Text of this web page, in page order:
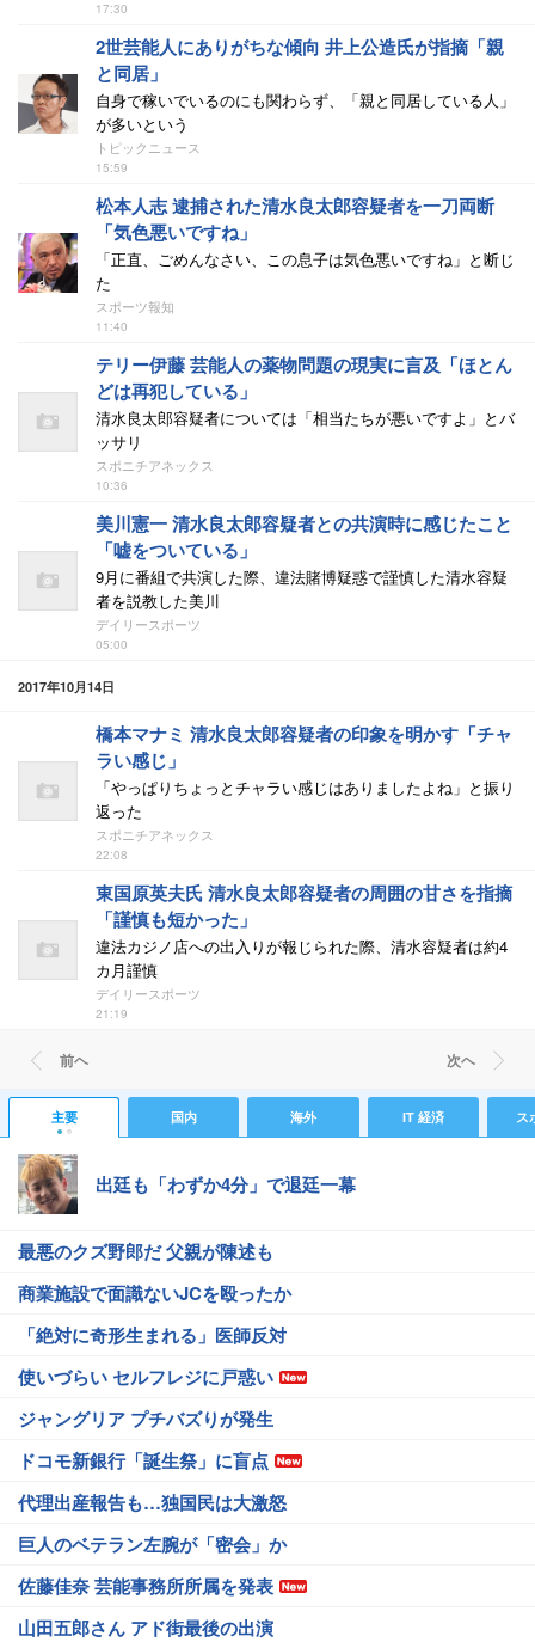
17:30
2世芸能人にありがちな傾向 井上公造氏が指摘「親
と同居」
自身で稼いでいるのにも関わらず、「親と同居している人」
が多いという
トピックニュース
15:59
松本人志 逮捕された清水良太郎容疑者を一刀両断
「気色悪いですね」
「正直、ごめんなさい、この息子は気色悪いですね」と断じ
た
スポーツ報知
11:40
テリー伊藤 芸能人の薬物問題の現実に言及「ほとん
どは再犯している」
清水良太郎容疑者については「相当たちが悪いですよ」とバ
ッサリ
スポニチアネックス
10:36
美川憲一 清水良太郎容疑者との共演時に感じたこと
「嘘をついている」
9月に番組で共演した際、違法賭博疑惑で謹慎した清水容疑
者を説教した美川
デイリースポーツ
05:00
2017年10月14日
橋本マナミ 清水良太郎容疑者の印象を明かす「チャ
ラい感じ」
「やっぱりちょっとチャラい感じはありましたよね」と振り
返った
スポニチアネックス
22:08
東国原英夫氏 清水良太郎容疑者の周囲の甘さを指摘
「謹慎も短かった」
違法カジノ店への出入りが報じられた際、清水容疑者は約4
カ月謹慎
デイリースポーツ
21:19
前ヘ 次ヘ
主要 国内 海外 IT 経済 ス
出廷も「わずか4分」で退廷一幕
最悪のクズ野郎だ 父親が陳述も
商業施設で面識ないJCを殴ったか
「絶対に奇形生まれる」医師反対
使いづらい セルフレジに戸惑い
ジャングリア プチバズりが発生
ドコモ新銀行「誕生祭」に盲点
代理出産報告も…独国民は大激怒
巨人のベテラン左腕が「密会」か
佐藤佳奈 芸能事務所所属を発表
山田五郎さん アド街最後の出演